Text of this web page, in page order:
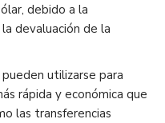
debido a la
devaluación de la
pueden utilizarse para
rápida y económica que
las transferencias